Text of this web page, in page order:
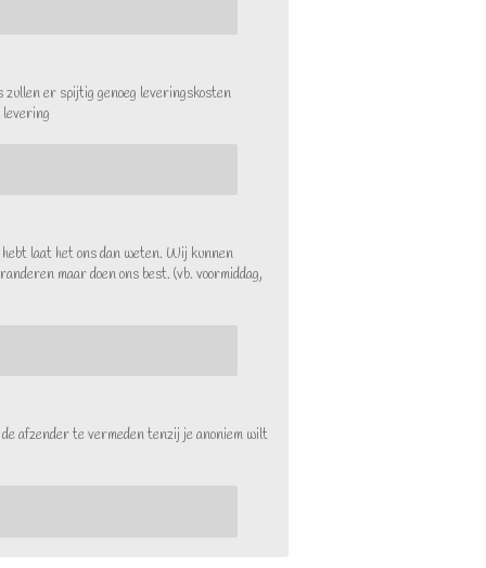
er spijtig genoeg leveringskosten
levering
laat het ons dan weten. Wij kunnen
maar doen ons best. (vb. voormiddag,
afzender te vermeden tenzij je anoniem wilt